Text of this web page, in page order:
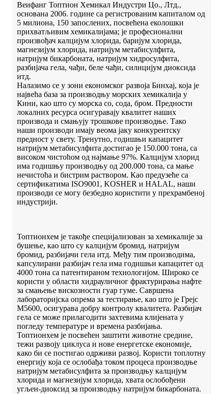
Веифанг Топтион Хемикал Индустри Цо., Лтд.,
основана 2006. године са регистрованим капиталом од
5 милиона, 150 запослених, посвећена еколошки
прихватљивим хемикалијама; је професионални
произвођач калцијум хлорида, баријум хлорида,
магнезијум хлорида, натријум метабисулфита,
натријум бикарбоната, натријум хидросулфита,
разбијача гела, чађи, беле чађи, силицијум диоксида
итд.
Налазимо се у зони економског развоја Бинхај, која је
највећа база за производњу морских хемикалија у
Кини, као што су морска со, сода, бром. Предности
локалних ресурса осигуравају квалитет наших
производа и смањују трошкове производње. Тако
наши производи имају веома јаку конкурентску
предност у свету. Тренутно, годишњи капацитет
натријум метабисулфита достигао је 150.000 тона, са
високом чистоћом од најмање 97%. Калцијум хлорид
има годишњу производњу од 200.000 тона, са мање
нечистоћа и бистрим раствором. Као предузеће са
сертификатима ISO9001, KOSHER и HALAL, наши
производи се могу безбедно користити у прехрамбеној
индустрији.
Топтионхем је такође специјализован за хемикалије за
бушење, као што су калцијум бромид, натријум
бромид, разбијачи гела итд. Међу тим производима,
капсулирани разбијач гела има годишњи капацитет од
4000 тона са патентираном технологијом. Широко се
користи у области хидрауличног фрактурирања нафте
за смањење вискозности гуар гуме. Савршена
лабораторијска опрема за тестирање, као што је Грејс
М5600, осигурава добру контролу квалитета. Разбијач
гела се може прилагодити захтевима клијената у
погледу температуре и времена разбијања.
Топтионхем је посвећен заштити животне средине,
тежи развоју циклуса и нове енергетске економије,
како би се постигао одрживи развој. Користи топлотну
енергију која се ослобађа током процеса производње
натријум метабисулфита за производњу калцијум
хлорида и магнезијум хлорида, хвата ослобођени
угљен-диоксид за производњу натријум бикарбоната.